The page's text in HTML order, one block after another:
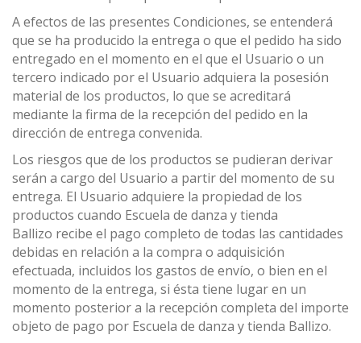
A efectos de las presentes Condiciones, se entenderá
que se ha producido la entrega o que el pedido ha sido
entregado en el momento en el que el Usuario o un
tercero indicado por el Usuario adquiera la posesión
material de los productos, lo que se acreditará
mediante la firma de la recepción del pedido en la
dirección de entrega convenida.
Los riesgos que de los productos se pudieran derivar
serán a cargo del Usuario a partir del momento de su
entrega. El Usuario adquiere la propiedad de los
productos cuando Escuela de danza y tienda
Ballizo recibe el pago completo de todas las cantidades
debidas en relación a la compra o adquisición
efectuada, incluidos los gastos de envío, o bien en el
momento de la entrega, si ésta tiene lugar en un
momento posterior a la recepción completa del importe
objeto de pago por Escuela de danza y tienda Ballizo.